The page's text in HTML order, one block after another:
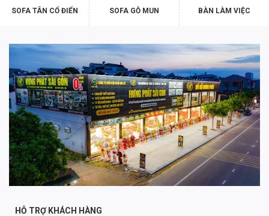
SOFA TÂN CỔ ĐIỂN SOFA GỖ MUN BÀN LÀM VIỆC
HỖ TRỢ KHÁCH HÀNG